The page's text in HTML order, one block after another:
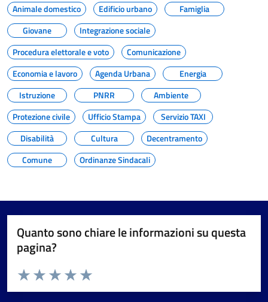
Animale domestico
Edificio urbano
Famiglia
Giovane
Integrazione sociale
Procedura elettorale e voto
Comunicazione
Economia e lavoro
Agenda Urbana
Energia
Istruzione
PNRR
Ambiente
Protezione civile
Ufficio Stampa
Servizio TAXI
Disabilità
Cultura
Decentramento
Comune
Ordinanze Sindacali
Quanto sono chiare le informazioni su questa
pagina?
Valuta da 1 a 5 stelle la pagina
Valuta 5 stelle su 5
Valuta 4 stelle su 5
Valuta 3 stelle su 5
Valuta 2 stelle su 5
Valuta 1 stelle su 5